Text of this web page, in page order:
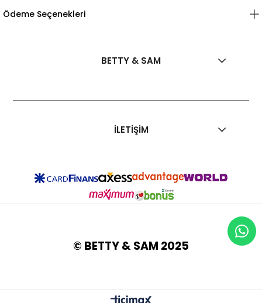
Ödeme Seçenekleri
BETTY & SAM
İLETİŞİM
© BETTY & SAM 2025